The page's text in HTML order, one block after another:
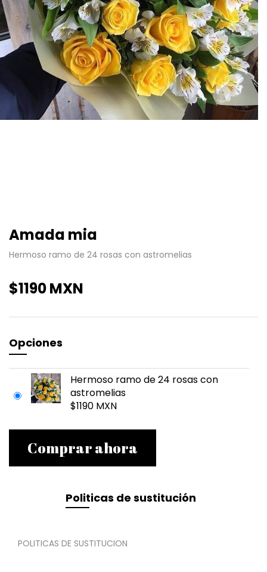
Amada mia
Hermoso ramo de 24 rosas con astromelias
$1190 MXN
Opciones
Hermoso ramo de 24 rosas con
astromelias
$1190 MXN
Comprar ahora
Politicas de sustitución
POLITICAS DE SUSTITUCION